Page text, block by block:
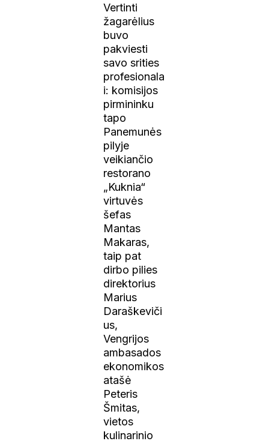
Vertinti
žagarėlius
buvo
pakviesti
savo srities
profesionala
i: komisijos
pirmininku
tapo
Panemunės
pilyje
veikiančio
restorano
„Kuknia“
virtuvės
šefas
Mantas
Makaras,
taip pat
dirbo pilies
direktorius
Marius
Daraškeviči
us,
Vengrijos
ambasados
ekonomikos
atašė
Peteris
Šmitas,
vietos
kulinarinio